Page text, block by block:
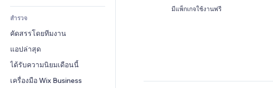
ทำอันดับเว็บไซต์
อีเมล
บัญชี
คูปอง & ความภักดีในแบรนด์
โซลูชันคลังสินค้า
การดรอปชิป
อสังหาริมทรัพย์
การจอง
พอดแคสต์
การถ่ายภาพ
วิดีโอ
PDF
การแชร์ไฟล์
ข่าว
ส่วนบุคคล & ความปลอดภัย
นาฬิกา
เทมเพลตเพจ
เอฟเฟกต์รูปภาพ
ปุ่ม & เมนู
แบนเนอร์ & สัญลักษณ์
แบบฟอร์ม
แบบสำรวจ
แชต
หมายเหตุ
โทรศัพท์
สำรวจ
คัดสรรโดยทีมงาน
แอปล่าสุด
ได้รับความนิยมเดือนนี้
เครื่องมือ Wix Business
มีแพ็กเกจใช้งานฟรี